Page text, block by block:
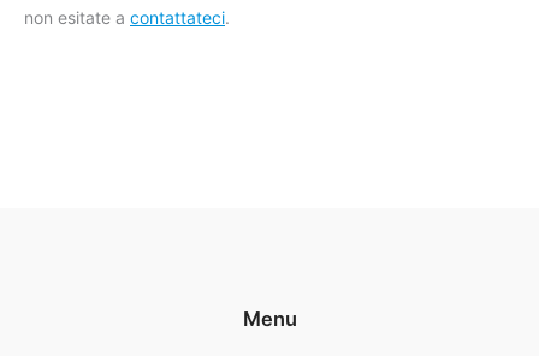
non esitate a contattateci.
Menu